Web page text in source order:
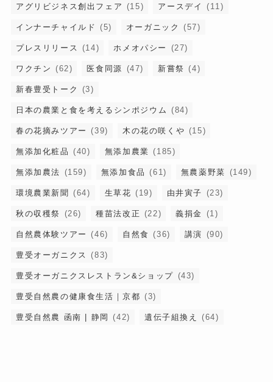
アグリビジネス創出フェア (15) アースデイ (11)
インナーチャイルド (5) オーガニック (57)
プレスリリース (14) ホメオパシー (27)
ワクチン (62) 医食同源 (47) 新嘗祭 (4)
新春豊受トーク (3)
日本の農業と食を考えるシンポジウム (84)
春の花摘みツアー (39) 木の花の咲くや (15)
無添加化粧品 (40) 無添加農業 (185)
無添加農法 (159) 無添加食品 (61) 無農薬野菜 (149)
環境農業新聞 (64) 生草花 (19) 由井寅子 (23)
秋の収穫祭 (26) 種苗法改正 (22) 義捐金 (1)
自然農体験ツアー (46) 自然食 (36) 講演 (90)
豊受オーガニクス (83)
豊受オーガニクスレストラン&ショップ (43)
豊受自然農の健康食生活｜京都 (3)
豊受自然農 函南 | 静岡 (42) 遺伝子組換え (64)